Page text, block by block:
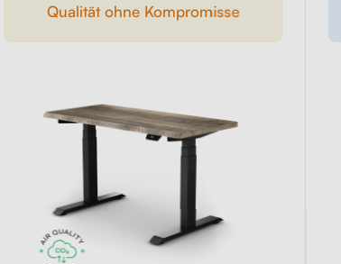
Qualität ohne Kompromisse